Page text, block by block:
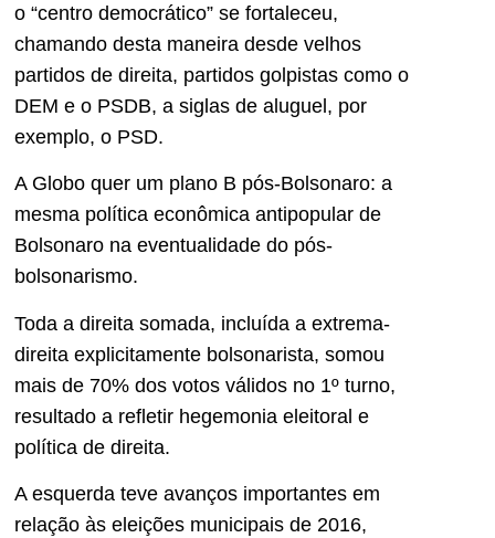
o “centro democrático” se fortaleceu,
chamando desta maneira desde velhos
partidos de direita, partidos golpistas como o
DEM e o PSDB, a siglas de aluguel, por
exemplo, o PSD.
A Globo quer um plano B pós-Bolsonaro: a
mesma política econômica antipopular de
Bolsonaro na eventualidade do pós-
bolsonarismo.
Toda a direita somada, incluída a extrema-
direita explicitamente bolsonarista, somou
mais de 70% dos votos válidos no 1º turno,
resultado a refletir hegemonia eleitoral e
política de direita.
A esquerda teve avanços importantes em
relação às eleições municipais de 2016,